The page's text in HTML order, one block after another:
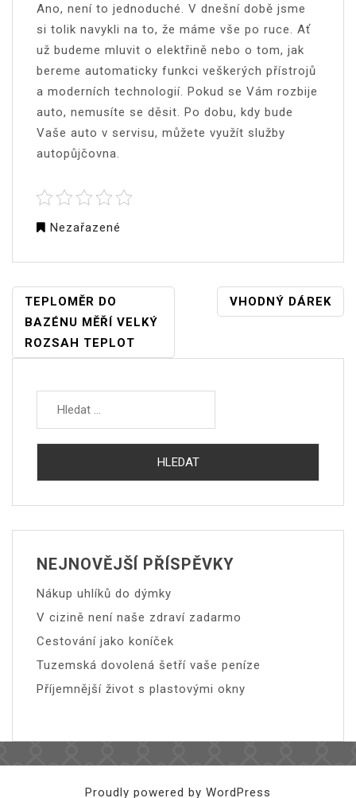
Ano, není to jednoduché. V dnešní době jsme
si tolik navykli na to, že máme vše po ruce. Ať
už budeme mluvit o elektřině nebo o tom, jak
bereme automaticky funkci veškerých přístrojů
a moderních technologií. Pokud se Vám rozbije
auto, nemusíte se děsit. Po dobu, kdy bude
Vaše auto v servisu, můžete využít služby
autopůjčovna.
Nezařazené
NAVIGACE
PRO
PŘÍSPĚVEK
TEPLOMĚR DO
BAZÉNU MĚŘÍ VELKÝ
ROZSAH TEPLOT
VHODNÝ DÁREK
Vyhledávání
NEJNOVĚJŠÍ PŘÍSPĚVKY
Nákup uhlíků do dýmky
V cizině není naše zdraví zadarmo
Cestování jako koníček
Tuzemská dovolená šetří vaše peníze
Příjemnější život s plastovými okny
Proudly powered by WordPress